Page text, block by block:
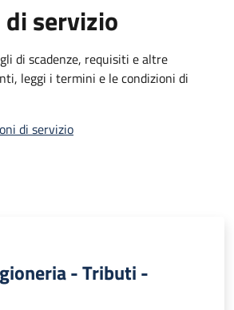
servizio
di scadenze, requisiti e altre
leggi i termini e le condizioni di
di servizio
- Tributi -